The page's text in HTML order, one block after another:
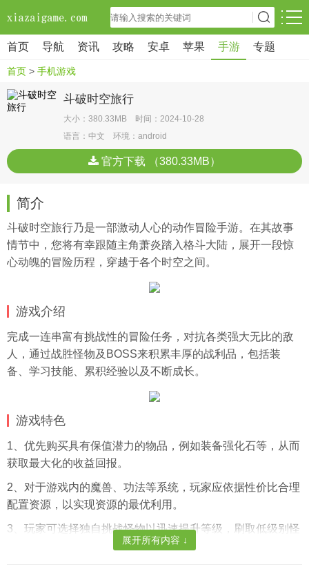
首页 导航 资讯 攻略 安卓 苹果 手游 专题
首页 > 手机游戏
斗破时空旅行
大小：380.33MB 时间：2024-10-28
语言：中文 环境：android
官方下载 （380.33MB）
简介
斗破时空旅行乃是一部激动人心的动作冒险手游。在其故事
情节中，您将有幸跟随主角萧炎踏入格斗大陆，展开一段惊
心动魄的冒险历程，穿越于各个时空之间。
游戏介绍
完成一连串富有挑战性的冒险任务，对抗各类强大无比的敌
人，通过战胜怪物及BOSS来积累丰厚的战利品，包括装
备、学习技能、累积经验以及不断成长。
游戏特色
1、优先购买具有保值潜力的物品，例如装备强化石等，从而
获取最大化的收益回报。
2、对于游戏内的魔兽、功法等系统，玩家应依据性价比合理
配置资源，以实现资源的最优利用。
3、玩家可选择独自挑战怪物以迅速提升等级，刷取低级别怪
物可收获更多的篝火，进而提高经验收益。
展开所有内容 ↓